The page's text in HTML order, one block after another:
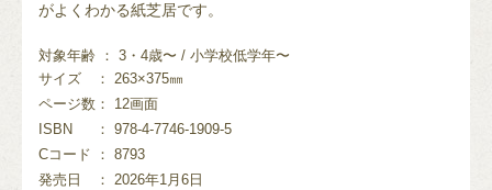
がよくわかる紙芝居です。
対象年齢 ： 3・4歳〜 / 小学校低学年〜
サイズ
： 263×375㎜
ページ数 ： 12画面
ISBN
： 978-4-7746-1909-5
Cコード
： 8793
発売日
： 2026年1月6日